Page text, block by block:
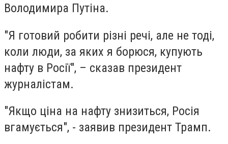
Володимира Путіна.
"Я готовий робити різні речі, але не тоді,
коли люди, за яких я борюся, купують
нафту в Росії", – сказав президент
журналістам.
"Якщо ціна на нафту знизиться, Росія
вгамується", - заявив президент Трамп.